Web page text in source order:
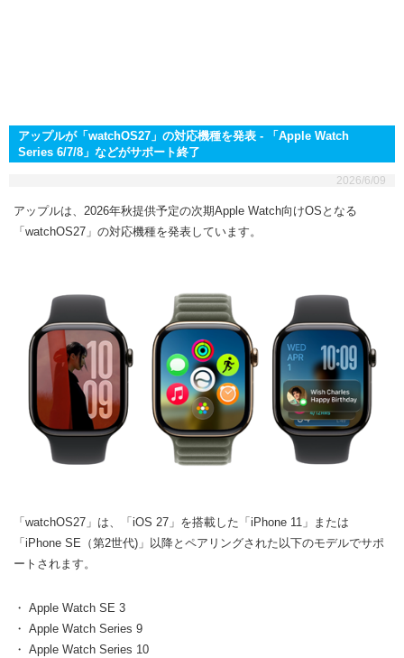
アップルが「watchOS27」の対応機種を発表 - 「Apple Watch
Series 6/7/8」などがサポート終了
2026/6/09
アップルは、2026年秋提供予定の次期Apple Watch向けOSとなる
「watchOS27」の対応機種を発表しています。
「watchOS27」は、「iOS 27」を搭載した「iPhone 11」または
「iPhone SE（第2世代)」以降とペアリングされた以下のモデルでサポ
ートされます。
・ Apple Watch SE 3
・ Apple Watch Series 9
・ Apple Watch Series 10